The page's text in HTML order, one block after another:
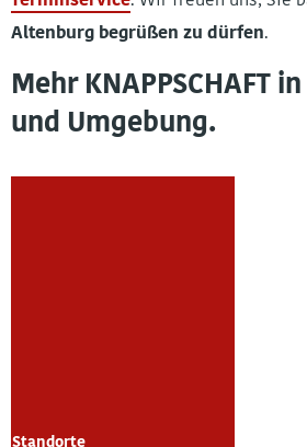
Altenburg begrüßen zu dürfen.
Mehr KNAPPSCHAFT
und Umgebung.
Standorte